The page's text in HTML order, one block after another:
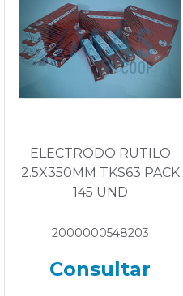
ELECTRODO RUTILO
2.5X350MM TKS63 PACK
145 UND
2000000548203
Consultar